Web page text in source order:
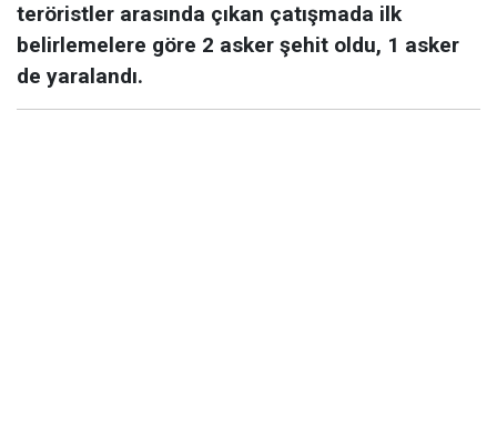
teröristler arasında çıkan çatışmada ilk
belirlemelere göre 2 asker şehit oldu, 1 asker
de yaralandı.